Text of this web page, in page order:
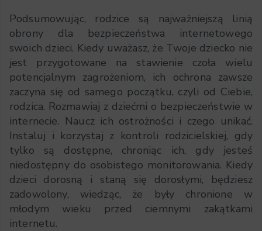
Podsumowując, rodzice są najważniejszą linią
obrony dla bezpieczeństwa internetowego
swoich dzieci. Kiedy uważasz, że Twoje dziecko nie
jest przygotowane na stawienie czoła wielu
potencjalnym zagrożeniom, ich ochrona zawsze
zaczyna się od samego początku, czyli od Ciebie,
rodzica. Rozmawiaj z dziećmi o bezpieczeństwie w
internecie. Naucz ich ostrożności i czego unikać.
Instaluj i korzystaj z kontroli rodzicielskiej, gdy
tylko są dostępne, chroniąc ich, gdy jesteś
niedostępny do osobistego monitorowania. Kiedy
dzieci dorosną i staną się dorosłymi, będziesz
zadowolony, wiedząc, że były chronione w
młodym wieku przed ciemnymi zakątkami
internetu.